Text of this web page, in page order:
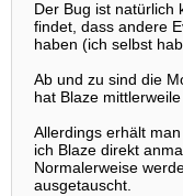
Der Bug ist natürlich
findet, dass andere
haben (ich selbst
Ab und zu sind die
hat Blaze
Allerdings erhält
ich Blaze direkt
Normalerweise
ausgetauscht.